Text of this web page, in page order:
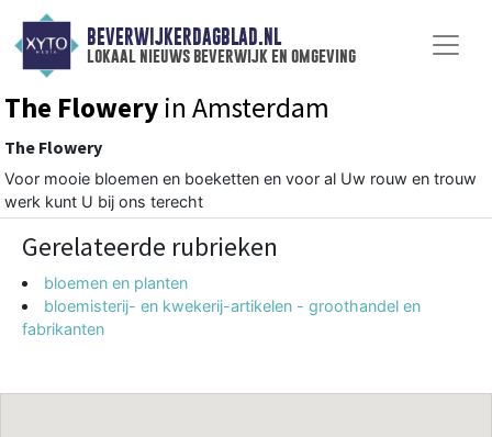
BEVERWIJKERDAGBLAD.NL
lokaal nieuws beverwijk en omgeving
The Flowery in Amsterdam
The Flowery
Voor mooie bloemen en boeketten en voor al Uw rouw en trouw
werk kunt U bij ons terecht
Gerelateerde rubrieken
bloemen en planten
bloemisterij- en kwekerij-artikelen - groothandel en
fabrikanten